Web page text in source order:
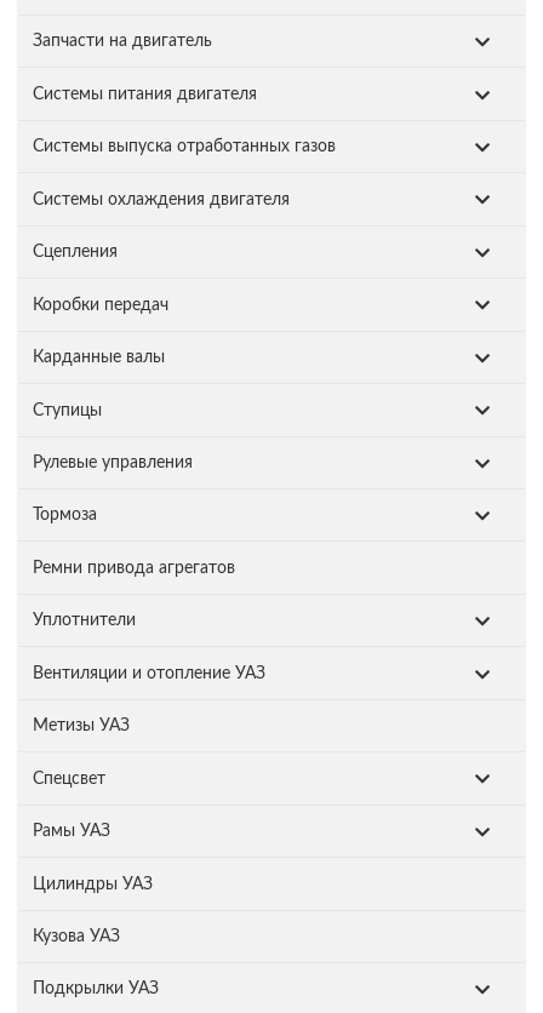
Запчасти на двигатель
Системы питания двигателя
Системы выпуска отработанных газов
Системы охлаждения двигателя
Сцепления
Коробки передач
Карданные валы
Ступицы
Рулевые управления
Тормоза
Ремни привода агрегатов
Уплотнители
Вентиляции и отопление УАЗ
Метизы УАЗ
Спецсвет
Рамы УАЗ
Цилиндры УАЗ
Кузова УАЗ
Подкрылки УАЗ